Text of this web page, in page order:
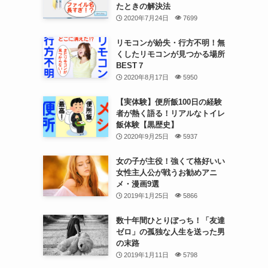
たときの解決法
2020年7月24日 7699
リモコンが紛失・行方不明！無
くしたリモコンが見つかる場所
BEST７
2020年8月17日 5950
【実体験】便所飯100日の経験
者が熱く語る！リアルなトイレ
飯体験【黒歴史】
2020年9月25日 5937
女の子が主役！強くて格好いい
女性主人公が戦うお勧めアニ
メ・漫画9選
2019年1月25日 5866
数十年間ひとりぼっち！「友達
ゼロ」の孤独な人生を送った男
の末路
2019年1月11日 5798